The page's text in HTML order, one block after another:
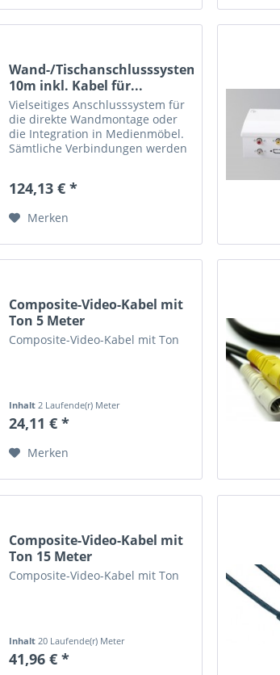
Wand-/Tischanschlusssystem
10m inkl. Kabel für...
Vielseitiges Anschlusssystem für
die direkte Wandmontage oder
die Integration in Medienmöbel.
Sämtliche Verbindungen werden
beinhaltet: 1 x
124,13 € *
Merken
Composite-Video-Kabel mit
Ton 5 Meter
Composite-Video-Kabel mit Ton
Inhalt2 Laufende(r) Meter
(12,06 € * / 1 Laufende(r) Meter)
24,11 € *
Merken
Composite-Video-Kabel mit
Ton 15 Meter
Composite-Video-Kabel mit Ton
Inhalt 20 Laufende(r) Meter
(2,10 € * / 1 Laufende(r) Meter)
41,96 € *